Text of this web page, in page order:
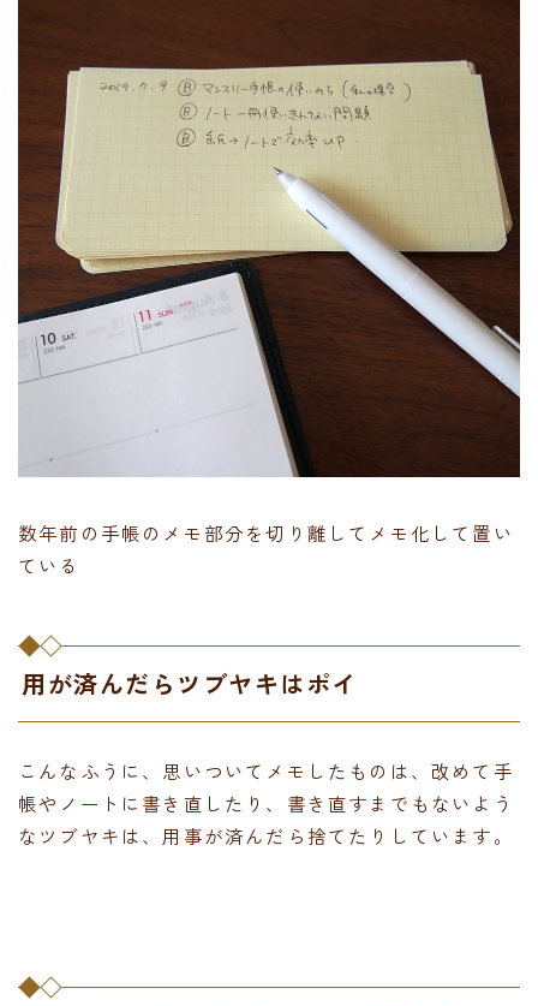
数年前の手帳のメモ部分を切り離してメモ化して置い
ている
用が済んだらツブヤキはポイ
こんなふうに、思いついてメモしたものは、改めて手
帳やノートに書き直したり、書き直すまでもないよう
なツブヤキは、用事が済んだら捨てたりしています。